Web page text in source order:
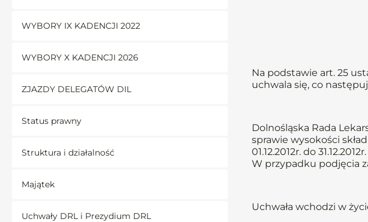
WYBORY IX KADENCJI 2022
WYBORY X KADENCJI 2026
ZJAZDY DELEGATÓW DIL
Status prawny
Struktura i działalność
Majątek
Uchwały DRL i Prezydium DRL
Na podstawie art. 25
uchwala się, co
Dolnośląska Rada
sprawie wysokości
01.12.2012r. do
W przypadku podjęcia
Uchwała wchodzi w